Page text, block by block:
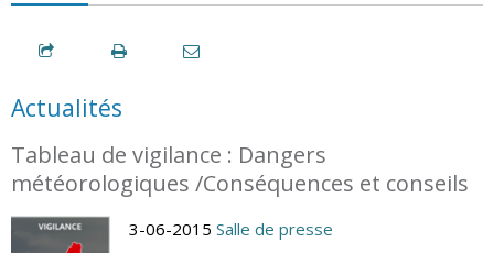
Actualités
Tableau de vigilance : Dangers
météorologiques /Conséquences et conseils
3-06-2015 Salle de presse